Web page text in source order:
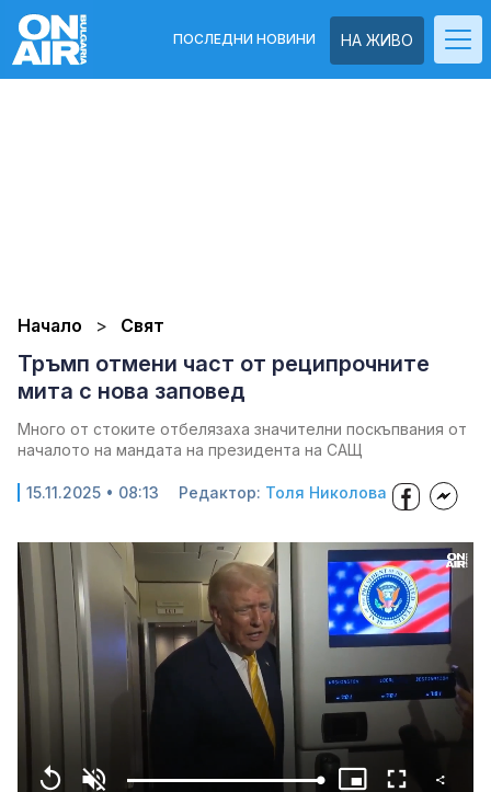
НА ЖИВО
ПОСЛЕДНИ НОВИНИ
Начало Свят
Тръмп отмени част от реципрочните
мита с нова заповед
Много от стоките отбелязаха значителни поскъпвания от
началото на мандата на президента на САЩ
15.11.2025 • 08:13 Редактор: Толя Николова
Replay Unmute Loaded:
Picture-
Fullscreen